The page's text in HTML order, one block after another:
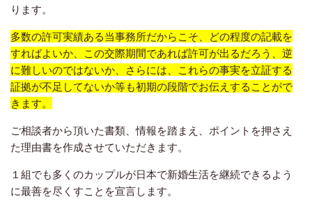
ります。
多数の許可実績ある当事務所だからこそ、どの程度の記載を
すればよいか、この交際期間であれば許可が出るだろう、逆
に難しいのではないか、さらには、これらの事実を立証する
証拠が不足してないか等も初期の段階でお伝えすることがで
きます。
ご相談者から頂いた書類、情報を踏まえ、ポイントを押さえ
た理由書を作成させていただきます。
１組でも多くのカップルが日本で新婚生活を継続できるよう
に最善を尽くすことを宣言します。